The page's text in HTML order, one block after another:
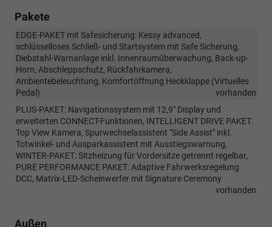
Pakete
EDGE-PAKET mit Safesicherung: Kessy advanced,
schlüsselloses Schließ- und Startsystem mit Safe Sicherung,
Diebstahl-Warnanlage inkl. Innenraumüberwachung, Back-up-
Horn, Abschleppschutz, Rückfahrkamera,
Ambientebeleuchtung, Komfortöffnung Heckklappe (Virtuelles
Pedal)
vorhanden
PLUS-PAKET: Navigationssystem mit 12,9" Display und
erweiterten CONNECT-Funktionen, INTELLIGENT DRIVE PAKET:
Top View Kamera, Spurwechselassistent "Side Assist" inkl.
Totwinkel- und Ausparkassistent mit Ausstiegswarnung,
WINTER-PAKET: Sitzheizung für Vordersitze getrennt regelbar,
PURE PERFORMANCE PAKET: Adaptive Fahrwerksregelung
DCC, Matrix-LED-Scheinwerfer mit Signature Ceremony
vorhanden
Außen